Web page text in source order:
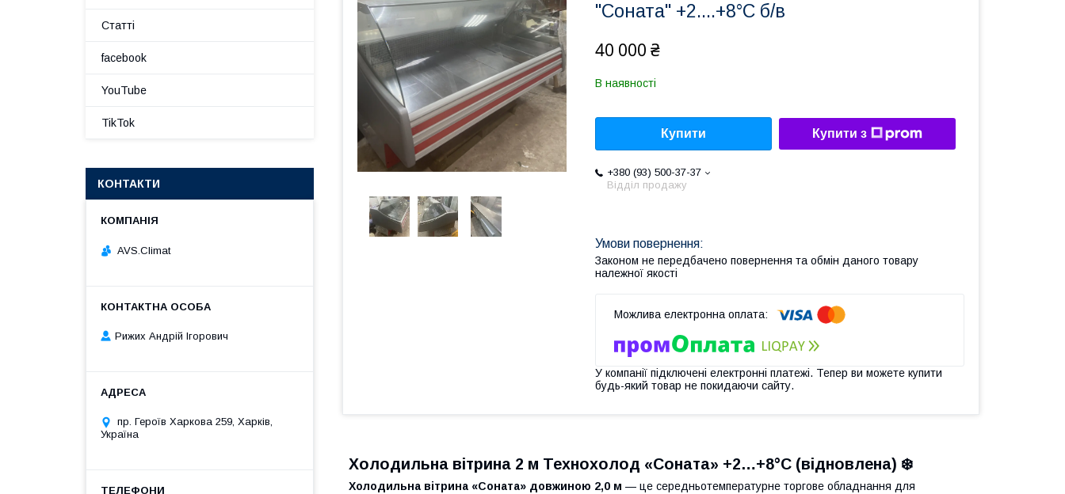
"Соната" +2....+8°С б/в
40 000 ₴
В наявності
Купити Купити з
+380 (93) 500-37-37
Відділ продажу
Законом не передбачено повернення та обмін даного товару
належної якості
У компанії підключені електронні платежі. Тепер ви можете купити
будь-який товар не покидаючи сайту.
Холодильна вітрина 2 м Технохолод «Соната» +2…+8°C (відновлена) ❄️
Холодильна вітрина «Соната» довжиною 2,0 м — це середньотемпературне торгове обладнання для
Статті
facebook
YouTube
TikTok
КОНТАКТИ
AVS.Climat
Рижих Андрій Ігорович
пр. Героїв Харкова 259, Харків,
Україна